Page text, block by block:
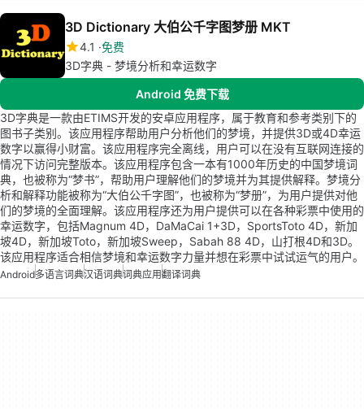
3D Dictionary 大伯公千字图梦册 MKT
4.1 免费
3D字典 - 梦境分析和幸运数字
Android 免费下载
3D字典是一款由ETIMS开发的安卓应用程序，属于教育和参考类别下的
图书子类别。该应用程序帮助用户分析他们的梦境，并提供3D或4D幸运
数字以赢得小财富。该应用程序完全离线，用户可以在没有互联网连接的
情况下访问完整版本。该应用程序包含一本有1000年历史的中国梦境词
典，也被称为“梦书”，帮助用户理解他们的梦境并为其提供解释。梦境分
析和解释功能被称为“大伯公千字图”，也被称为“梦册”，为用户提供对他
们的梦境的全面理解。该应用程序还为用户提供可以在各种彩票中使用的
幸运数字，包括Magnum 4D，DaMaCai 1+3D，SportsToto 4D，新加
坡4D，新加坡Toto，新加坡Sweep，Sabah 88 4D，山打根4D和3D。
该应用程序适合相信梦境和幸运数字力量并想在彩票中试试运气的用户。
Android多语言词典汉语词典词典应用翻译词典